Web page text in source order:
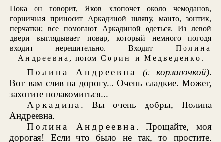
Пока он говорит, Яков хлопочет около чемоданов,
горничная приносит Аркадиной шляпу, манто, зонтик,
перчатки; все помогают Аркадиной одеться. Из левой
двери выглядывает повар, который немного погодя
входит нерешительно. Входит Полина
Андреевна , потомСорин иМедведенко .
Полина Андреевна (с корзиночкой).
Вот вам слив на дорогу... Очень сладкие. Может,
захотите полакомиться...
Аркадина . Вы очень добры, Полина
Андреевна.
Полина Андреевна . Прощайте, моя
дорогая! Если что было не так, то простите.